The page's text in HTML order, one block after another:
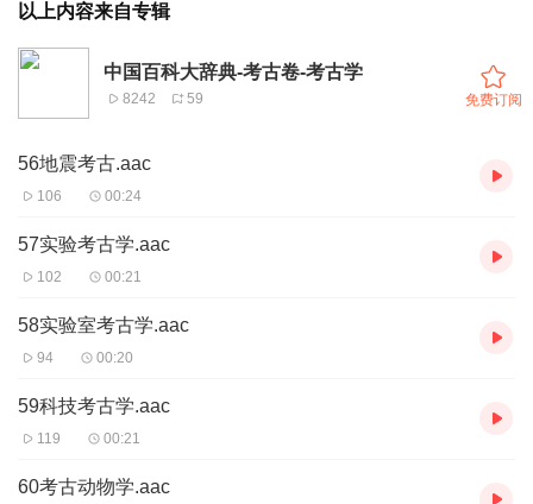
以上内容来自专辑
中国百科大辞典-考古卷-考古学
8242 59 免费订阅
56地震考古.aac
106 00:24
57实验考古学.aac
102 00:21
58实验室考古学.aac
94 00:20
59科技考古学.aac
119 00:21
60考古动物学.aac